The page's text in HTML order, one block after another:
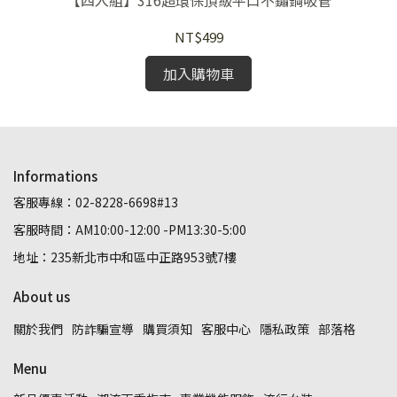
NT$499
加入購物車
Informations
客服專線：02-8228-6698#13
客服時間：AM10:00-12:00 -PM13:30-5:00
地址：235新北市中和區中正路953號7樓
About us
關於我們 防詐騙宣導 購買須知 客服中心 隱私政策 部落格
Menu